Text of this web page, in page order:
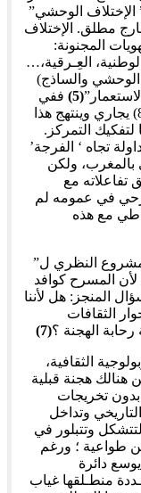
الإختلاف الوحشي”
مطلق. الإختلاف
المجنونة:
الوطنية، العِـرقية،…
الوحشي والساذج)
(5)
ففي
هذا السياق، فالباحث خالد أمين في (ص84) يجاري وينتهج هذا
لتفكيك التمركز.
تجاه ‘ الفرجة’
بالمغرب، ولكن
تفاعلاته مع
في عمومه لم
مع هذه
النظري ل”
لأن المسرح كوافد
المنجز: هل لأننا
الثقافات
رحابة الهجنة ؟(7)
الثقافية،
هنالك هجنة قبلية
بدون تخريجات
وتداخل
وتتبلور في
طواعية ؛ ورغم
دائرة
منطـلقها غياب